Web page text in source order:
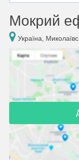
Мокрий
Україна,